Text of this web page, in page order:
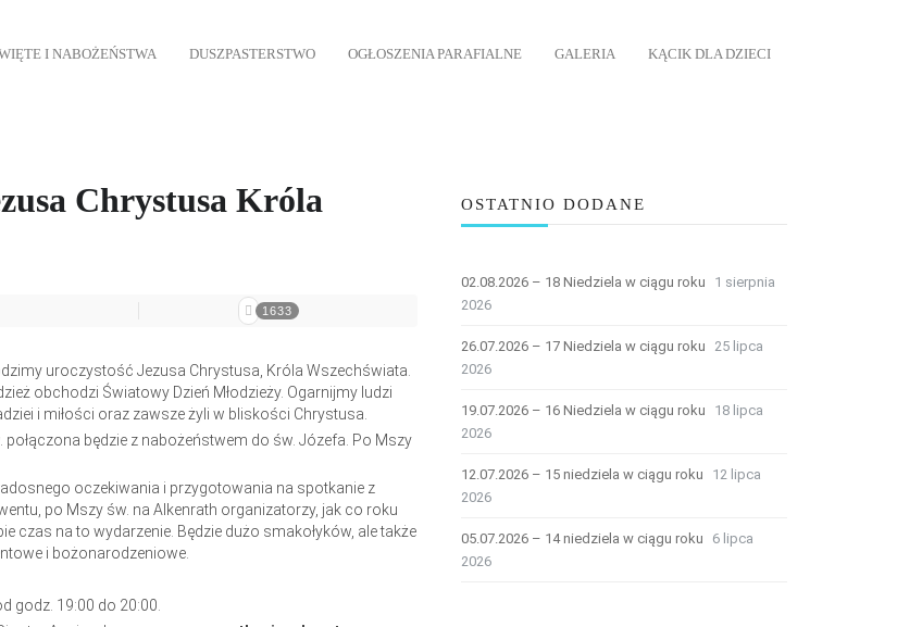
I NABOŻEŃSTWA DUSZPASTERSTWO OGŁOSZENIA PARAFIALNE GALERIA KĄCIK DLA DZIECI
Chrystusa Króla
1633
uroczystość Jezusa Chrystusa, Króla Wszechświata.
obchodzi Światowy Dzień Młodzieży. Ogarnijmy ludzi
i miłości oraz zawsze żyli w bliskości Chrystusa.
będzie z nabożeństwem do św. Józefa. Po Mszy
oczekiwania i przygotowania na spotkanie z
po Mszy św. na Alkenrath organizatorzy, jak co roku
czas na to wydarzenie. Będzie dużo smakołyków, ale także
i bożonarodzeniowe.
godz. 19:00 do 20:00.
OSTATNIO DODANE
02.08.2026 – 18 Niedziela w ciągu roku
1 sierpnia
2026
26.07.2026 – 17 Niedziela w ciągu roku
25 lipca
2026
19.07.2026 – 16 Niedziela w ciągu roku
18 lipca
2026
12.07.2026 – 15 niedziela w ciągu roku
12 lipca
2026
05.07.2026 – 14 niedziela w ciągu roku
6 lipca
2026